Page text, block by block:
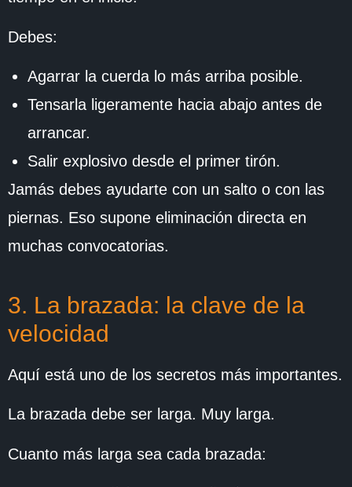
Debes:
Agarrar la cuerda lo más arriba posible.
Tensarla ligeramente hacia abajo antes de
arrancar.
Salir explosivo desde el primer tirón.
Jamás debes ayudarte con un salto o con las
piernas. Eso supone eliminación directa en
muchas convocatorias.
3. La brazada: la clave de la
velocidad
Aquí está uno de los secretos más importantes.
La brazada debe ser larga. Muy larga.
Cuanto más larga sea cada brazada: